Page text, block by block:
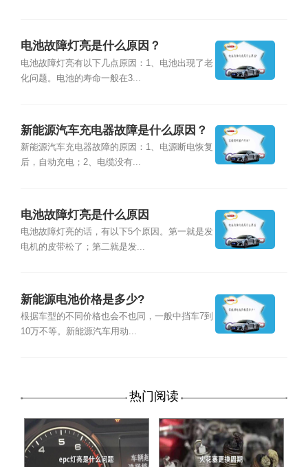
电池故障灯亮是什么原因？
电池故障灯亮有以下几点原因：1、电池出现了老
化问题。电池的寿命一般在3...
新能源汽车充电器故障是什么原因？
新能源汽车充电器故障的原因：1、电源断电恢复
后，自动充电；2、电缆没有...
电池故障灯亮是什么原因
电池故障灯亮的话，有以下5个原因。第一就是发
电机的皮带松了；第二就是发...
新能源电池价格是多少?
根据车型的不同价格也会不也同，一般中挡车7到
10万不等。新能源汽车用动...
热门阅读